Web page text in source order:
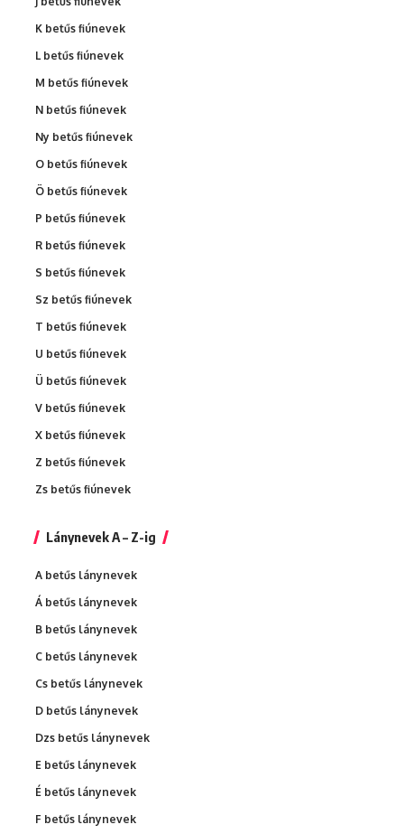
K betűs fiúnevek
L betűs fiúnevek
M betűs fiúnevek
N betűs fiúnevek
Ny betűs fiúnevek
O betűs fiúnevek
Ö betűs fiúnevek
P betűs fiúnevek
R betűs fiúnevek
S betűs fiúnevek
Sz betűs fiúnevek
T betűs fiúnevek
U betűs fiúnevek
Ü betűs fiúnevek
V betűs fiúnevek
X betűs fiúnevek
Z betűs fiúnevek
Zs betűs fiúnevek
Lánynevek A – Z-ig
A betűs lánynevek
Á betűs lánynevek
B betűs lánynevek
C betűs lánynevek
Cs betűs lánynevek
D betűs lánynevek
Dzs betűs lánynevek
E betűs lánynevek
É betűs lánynevek
F betűs lánynevek